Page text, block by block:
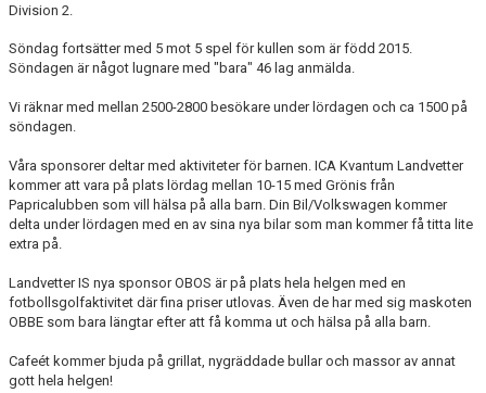
Division 2.
Söndag fortsätter med 5 mot 5 spel för kullen som är född 2015.
Söndagen är något lugnare med "bara" 46 lag anmälda.
Vi räknar med mellan 2500-2800 besökare under lördagen och ca 1500 på
söndagen.
Våra sponsorer deltar med aktiviteter för barnen. ICA Kvantum Landvetter
kommer att vara på plats lördag mellan 10-15 med Grönis från
Papricalubben som vill hälsa på alla barn. Din Bil/Volkswagen kommer
delta under lördagen med en av sina nya bilar som man kommer få titta lite
extra på.
Landvetter IS nya sponsor OBOS är på plats hela helgen med en
fotbollsgolfaktivitet där fina priser utlovas. Även de har med sig maskoten
OBBE som bara längtar efter att få komma ut och hälsa på alla barn.
Cafeét kommer bjuda på grillat, nygräddade bullar och massor av annat
gott hela helgen!